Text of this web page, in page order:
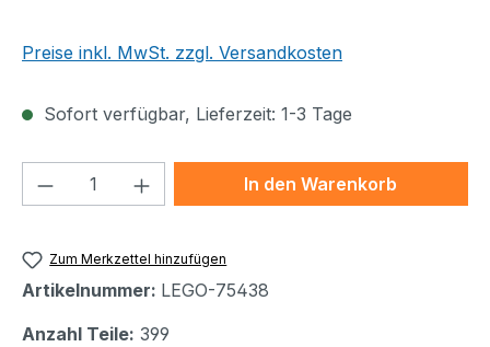
Preise inkl. MwSt. zzgl. Versandkosten
Sofort verfügbar, Lieferzeit: 1-3 Tage
Produkt Anzahl: Gib denIn den Warenkorb
Zum Merkzettel hinzufügen
Artikelnummer: LEGO-75438
Anzahl Teile: 399